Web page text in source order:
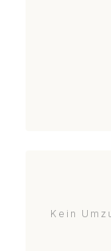
Kein